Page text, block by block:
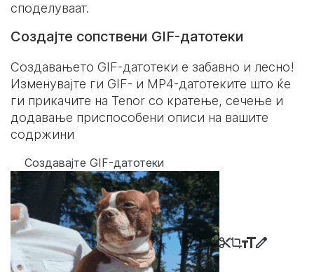
споделуваат.
Создајте сопствени GIF-датотеки
Создавањето GIF-датотеки е забавно и лесно!
Изменувајте ги GIF- и MP4-датотеките што ќе
ги прикачите на Tenor со кратење, сечење и
додавање приспособени описи на вашите
содржини
Создавајте GIF-датотеки